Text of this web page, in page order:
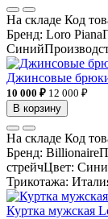
На складе Код
Бренд: Loro
Джинсовые
10 000 ₽ 12 000 ₽
В корзину
На складе Код
Бренд:
стрейчЦвет:
Трикотажа:
Куртка мужская